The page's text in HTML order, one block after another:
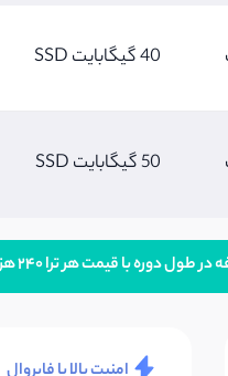
40 گیگابایت SSD
50 گیگابایت SSD
هر ترا ۲۴۰ هزار تومان وجود دارد.